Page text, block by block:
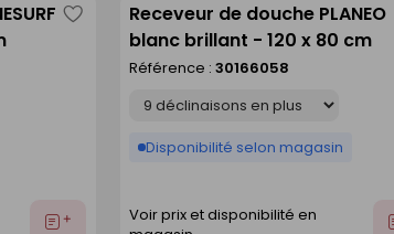
Ajouter
Enregistrer
comme
Receveur de douche PLANEO
blanc brillant - 120 x 80 cm
Référence : 30166058
Disponibilité selon magasin
Voir prix et disponibilité en